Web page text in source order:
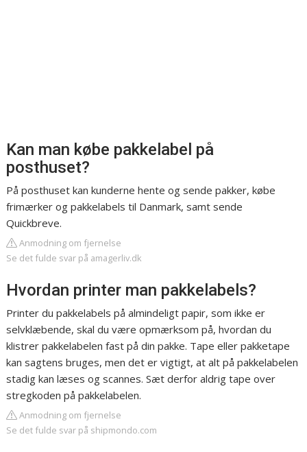
Kan man købe pakkelabel på
posthuset?
På posthuset kan kunderne hente og sende pakker, købe
frimærker og pakkelabels til Danmark, samt sende
Quickbreve.
Anmodning om fjernelse
Se det fulde svar på amagerliv.dk
Hvordan printer man pakkelabels?
Printer du pakkelabels på almindeligt papir, som ikke er
selvklæbende, skal du være opmærksom på, hvordan du
klistrer pakkelabelen fast på din pakke. Tape eller pakketape
kan sagtens bruges, men det er vigtigt, at alt på pakkelabelen
stadig kan læses og scannes. Sæt derfor aldrig tape over
stregkoden på pakkelabelen.
Anmodning om fjernelse
Se det fulde svar på shipmondo.com